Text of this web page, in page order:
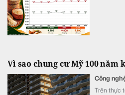
Vì sao chung cư Mỹ 100 năm
Công
Trên thực